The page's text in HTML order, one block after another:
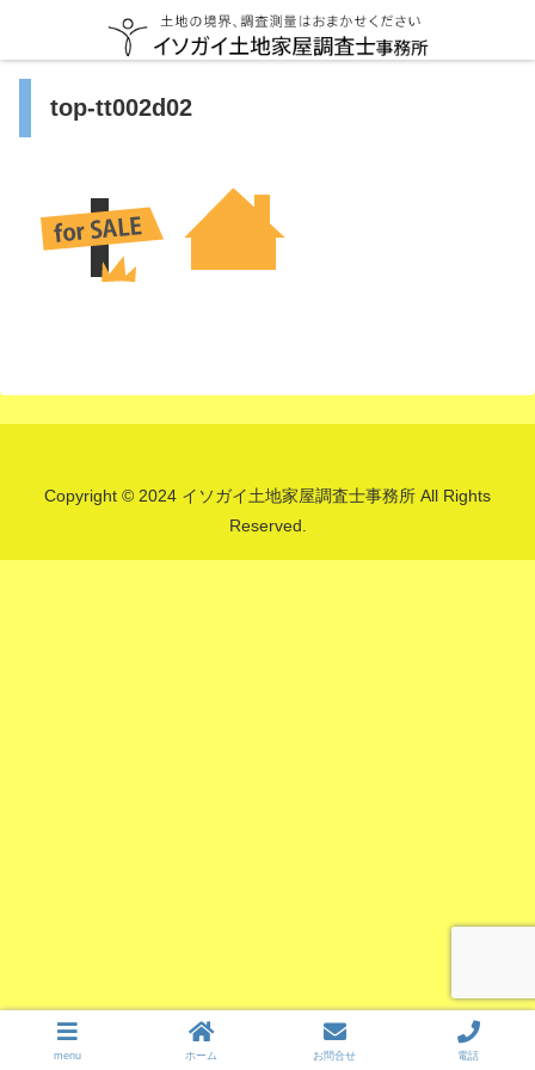
top-tt002d02
Copyright © 2024 イソガイ土地家屋調査士事務所 All Rights
Reserved.
menu ホーム お問合せ 電話